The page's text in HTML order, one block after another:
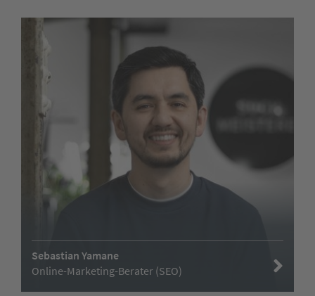
Sebastian Yamane
Online-Marketing-Berater (SEO)